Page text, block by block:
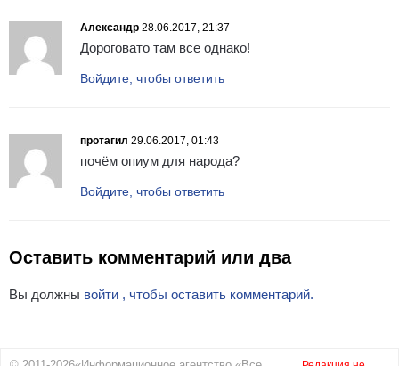
Александр 28.06.2017, 21:37
Дороговато там все однако!
Войдите, чтобы ответить
протагил 29.06.2017, 01:43
почём опиум для народа?
Войдите, чтобы ответить
Оставить комментарий или два
Вы должны войти , чтобы оставить комментарий.